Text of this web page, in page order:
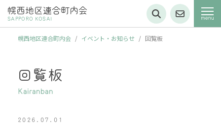
幌西地区連合町内会
SAPPORO KOSAI
幌西地区連合町内会 / イベント・お知らせ / 回覧板
回覧板
Kairanban
2026.07.01